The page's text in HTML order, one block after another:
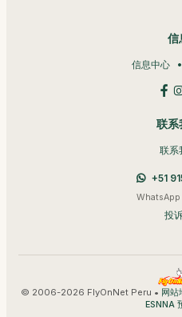
信
信息中心
联系
联系
+51
WhatsApp
投
© 2006-2026 FlyOnNet Peru • 网站
ESNNA